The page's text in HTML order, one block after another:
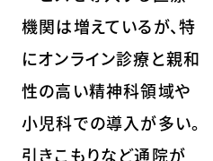
機関は増えているが、特
にオンライン診療と親和
性の高い精神科領域や
小児科での導入が多い。
引きこもりなど通院が